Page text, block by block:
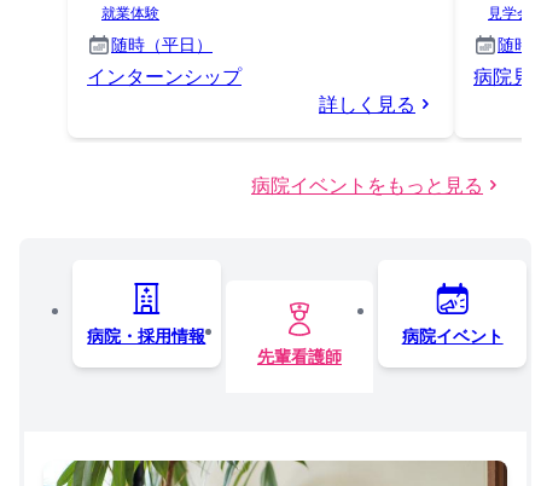
就業体験
随時（平日）
インターンシップ
詳しく見る
見学会
随時
病院見
病院イベントをもっと見る
病院・採用情報
先輩看護師
病院イベント